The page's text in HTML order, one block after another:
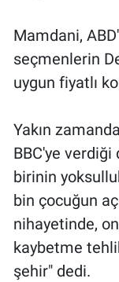
Mamdani,
seçmenlerin
uygun fiyatlı
Yakın
BBC'ye verdiği
birinin
bin çocuğun
nihayetinde,
kaybetme
şehir" dedi.